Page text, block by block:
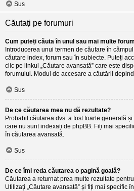
Sus
Căutați pe forumuri
Cum puteți căuta în unul sau mai multe
Introducerea unui termen de căutare în
căutare index, forum sau în subiecte. Puteți
clic pe linkul „Căutare avansată” care este
forumului. Modul de accesare a căutării
Sus
De ce căutarea mea nu dă rezultate?
Probabil căutarea dvs. a fost foarte generală
care nu sunt indexați de phpBB. Fiți mai
în căutarea avansată.
Sus
De ce îmi reda căutarea o pagină goală?
Căutarea a returnat prea multe rezultate
Utilizați „Căutare avansată” și fiți mai specific